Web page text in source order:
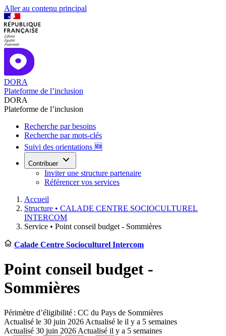
Aller au contenu principal
DORA
Plateforme de l’inclusion
DORA
Plateforme de l’inclusion
Recherche par besoins
Recherche par mots-clés
Suivi des orientations 🆕
Contribuer
Inviter une structure partenaire
Référencer vos services
Accueil
Structure • CALADE CENTRE SOCIOCULTUREL
INTERCOM
Service • Point conseil budget - Sommières
Calade Centre Socioculturel Intercom
Point conseil budget -
Sommières
Périmètre d’éligibilité : CC du Pays de Sommières
Actualisé le 30 juin 2026 Actualisé le il y a 5 semaines
Actualisé 30 juin 2026 Actualisé il y a 5 semaines